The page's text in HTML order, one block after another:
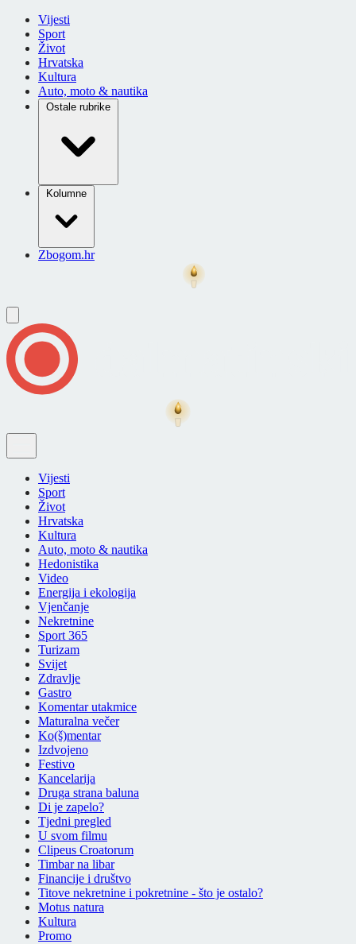
Vijesti
Sport
Život
Hrvatska
Kultura
Auto, moto & nautika
Ostale rubrike
Kolumne
Zbogom.hr
Vijesti
Sport
Život
Hrvatska
Kultura
Auto, moto & nautika
Hedonistika
Video
Energija i ekologija
Vjenčanje
Nekretnine
Sport 365
Turizam
Svijet
Zdravlje
Gastro
Komentar utakmice
Maturalna večer
Ko(š)mentar
Izdvojeno
Festivo
Kancelarija
Druga strana baluna
Di je zapelo?
Tjedni pregled
U svom filmu
Clipeus Croatorum
Timbar na libar
Financije i društvo
Titove nekretnine i pokretnine - što je ostalo?
Motus natura
Kultura
Promo